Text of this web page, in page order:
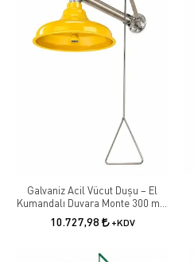
Galvaniz Acil Vücut Duşu – El
Kumandalı Duvara Monte 300 mm
Güvenlik Duşu
10.727,98 +KDV